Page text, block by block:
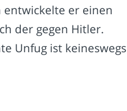
entwickelte er einen
der gegen Hitler.
Unfug ist keineswegs